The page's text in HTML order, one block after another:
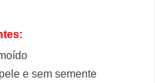
e sem semente